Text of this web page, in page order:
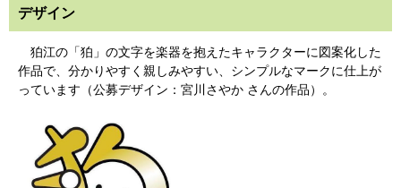
デザイン
狛江の「狛」の文字を楽器を抱えたキャラクターに図案化した
作品で、分かりやすく親しみやすい、シンプルなマークに仕上が
っています（公募デザイン：宮川さやか さんの作品）。